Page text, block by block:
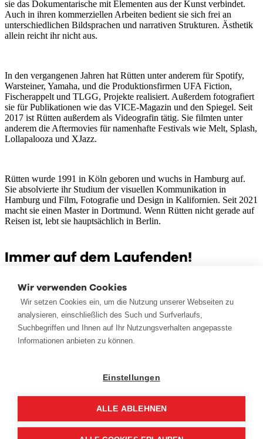
sie das Dokumentarische mit Elementen aus der Kunst verbindet.
Auch in ihren kommerziellen Arbeiten bedient sie sich frei an
unterschiedlichen Bildsprachen und narrativen Strukturen. Ästhetik
allein reicht ihr nicht aus.
In den vergangenen Jahren hat Rütten unter anderem für Spotify,
Warsteiner, Yamaha, und die Produktionsfirmen UFA Fiction,
Fischerappelt und TLGG, Projekte realisiert. Außerdem fotografiert
sie für Publikationen wie das VICE-Magazin und den Spiegel. Seit
2017 ist Rütten außerdem als Videografin tätig. Sie filmten unter
anderem die Aftermovies für namenhafte Festivals wie Melt, Splash,
Lollapalooza und XJazz.
Rütten wurde 1991 in Köln geboren und wuchs in Hamburg auf.
Sie absolvierte ihr Studium der visuellen Kommunikation in
Hamburg und Film, Fotografie und Design in Kalifornien. Seit 2021
macht sie einen Master in Dortmund. Wenn Rütten nicht gerade auf
Reisen ist, lebt sie hauptsächlich in Berlin.
Immer auf dem Laufenden!
Ihr möchtet vorab über das Programm und die weiteren Inhalte der
SCHAU!, die FOTOTAGE oder LEINEN LOS informiert werden?
Als AbonnentIn des Foto Meyer Newsletters erfahrt ihr alles zuerst.
Wenn ihr unseren Newsletter noch nicht abonniert habt, könnt ihr
hier eure E-Mail-Adresse eintragen.
ZUR ANMELDUNG
Cookie Einstellungen
Nach oben scrollen
Wir verwenden Cookies
Wir setzen Cookies ein, um die Nutzung unserer Webseiten zu
analysieren, einschließlich des Such und Surfverlaufs,
Suchbegriffen und Ihnen auf Ihr Nutzungsverhalten angepasste
Informationen anbieten zu können.
Einstellungen
ALLE ABLEHNEN